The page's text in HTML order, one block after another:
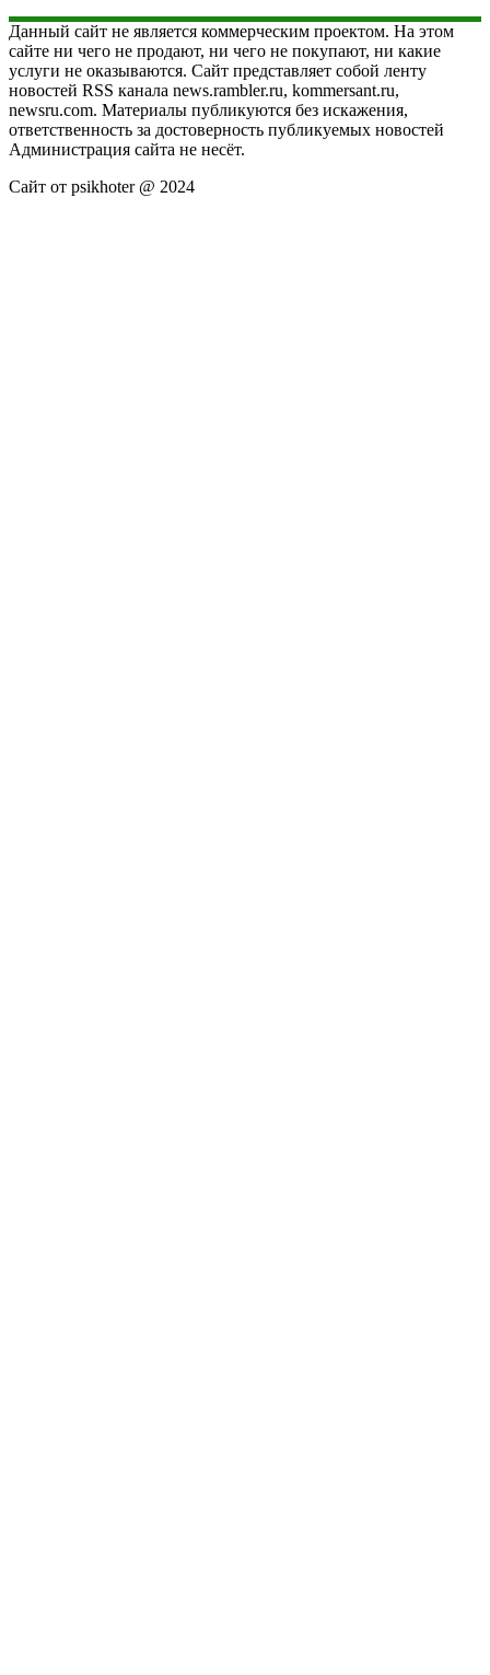
Данный сайт не является коммерческим проектом. На этом
сайте ни чего не продают, ни чего не покупают, ни какие
услуги не оказываются. Сайт представляет собой ленту
новостей RSS канала news.rambler.ru, kommersant.ru,
newsru.com. Материалы публикуются без искажения,
ответственность за достоверность публикуемых новостей
Администрация сайта не несёт.
Сайт от psikhoter @ 2024